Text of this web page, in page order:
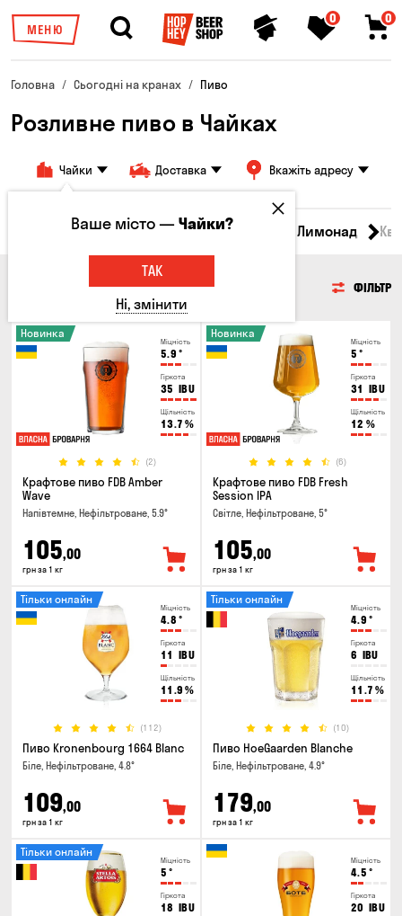
МЕНЮ
0 0
Головна Сьогодні на кранах Пиво
Розливне пиво в Чайках
Чайки Доставка Вкажіть адресу
Всі товари Пиво Сидр Лимонад
ФІЛЬТР
Міцність
5.9 °
Гіркота
35 IBU
Щільність
13.7 %
(2)
Новинка
Крафтове пиво FDB Amber
Wave
Напівтемне, Нефільтроване, 5.9°
105,00
грн за 1 кг
Міцність
5 °
Гіркота
31 IBU
Щільність
12 %
(6)
Новинка
Крафтове пиво FDB Fresh
Session IPA
Світле, Нефільтроване, 5°
105,00
грн за 1 кг
Міцність
4.8 °
Гіркота
11 IBU
Щільність
11.9 %
(112)
Тільки онлайн
Пиво Kronenbourg 1664 Blanc
Біле, Нефільтроване, 4.8°
109,00
грн за 1 кг
Міцність
4.9 °
Гіркота
6 IBU
Щільність
11.7 %
(10)
Тільки онлайн
Пиво HoeGaarden Blanche
Біле, Нефільтроване, 4.9°
179,00
грн за 1 кг
Міцність
5 °
Гіркота
18 IBU
Тільки онлайн
Міцність
4.5 °
Гіркота
20 IBU
Ваше місто —Чайки?
ТАК
Ні, змінити